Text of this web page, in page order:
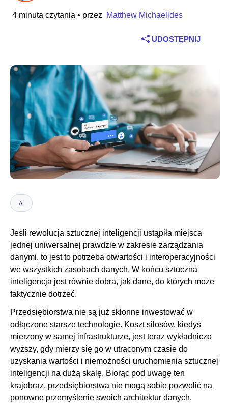
Branża
Produkcja przemysłowa
Ubezpieczenia
Telekomunikacja
Technologia
Sektor publiczny
Ochrona zdrowia
Biuro prasowe
4 minuta czytania • przez Matthew Michaelides
UDOSTĘPNIJ
AI
Jeśli rewolucja sztucznej inteligencji ustąpiła miejsca
jednej uniwersalnej prawdzie w zakresie zarządzania
danymi, to jest to potrzeba otwartości i interoperacyjności
we wszystkich zasobach danych. W końcu sztuczna
inteligencja jest równie dobra, jak dane, do których może
faktycznie dotrzeć.
Przedsiębiorstwa nie są już skłonne inwestować w
odłączone starsze technologie. Koszt silosów, kiedyś
mierzony w samej infrastrukturze, jest teraz wykładniczo
wyższy, gdy mierzy się go w utraconym czasie do
uzyskania wartości i niemożności uruchomienia sztucznej
inteligencji na dużą skalę. Biorąc pod uwagę ten
krajobraz, przedsiębiorstwa nie mogą sobie pozwolić na
ponowne przemyślenie swoich architektur danych.